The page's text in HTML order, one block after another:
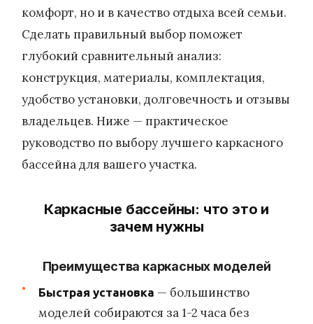
комфорт, но и в качество отдыха всей семьи.
Сделать правильный выбор поможет
глубокий сравнительный анализ:
конструкция, материалы, комплектация,
удобство установки, долговечность и отзывы
владельцев. Ниже — практическое
руководство по выбору лучшего каркасного
бассейна для вашего участка.
Каркасные бассейны: что это и
зачем нужны
Преимущества каркасных моделей
Быстрая установка — большинство
моделей собираются за 1-2 часа без